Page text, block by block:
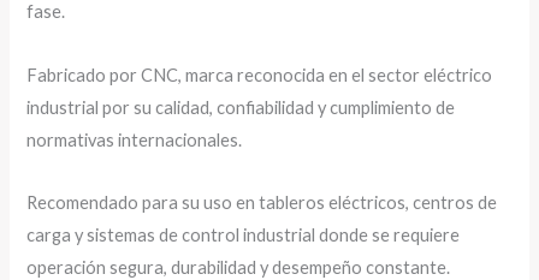
fase.
Fabricado por CNC, marca reconocida en el sector eléctrico
industrial por su calidad, confiabilidad y cumplimiento de
normativas internacionales.
Recomendado para su uso en tableros eléctricos, centros de
carga y sistemas de control industrial donde se requiere
operación segura, durabilidad y desempeño constante.